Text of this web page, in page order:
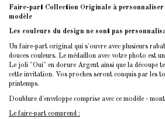
Faire-part Collection Originale à personnaliser
modèle
Les couleurs du design ne sont pas
Un faire-part original qui s'ouvre avec plusieurs
douces couleurs. Le médaillon avec votre photo est
Le joli "Oui" en dorure Argent ainsi que la découpe
cette invitation. Vos proches seront conquis par les
printemps.
Doublure d'enveloppe comprise avec ce modèle -
Le faire-part comprend :